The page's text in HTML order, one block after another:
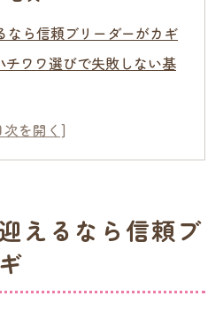
なら信頼ブリーダーがカギ
チワワ選びで失敗しない基
ブリーダーの見極めポイン
ダーの特徴と魅力を知る
ダー探し方の実践的アド
えるなら信頼ブ